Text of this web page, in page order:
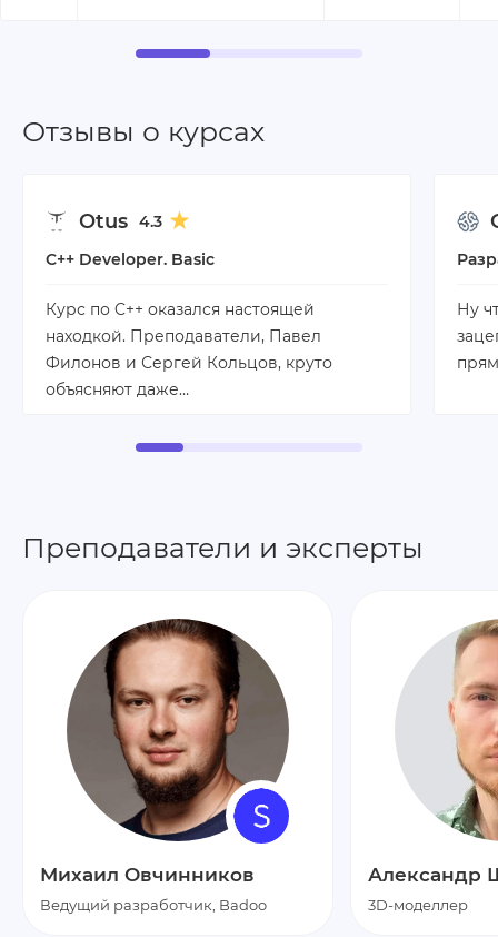
Отзывы о курсах
Otus 4.3
C++ Developer. Basic
Курс по C++ оказался настоящей
находкой. Преподаватели, Павел
Филонов и Сергей Кольцов, круто
объясняют даже…
Ну
Преподаватели и эксперты
Михаил Овчинников
Ведущий разработчик, Badoo
Александр
3D-моделлер